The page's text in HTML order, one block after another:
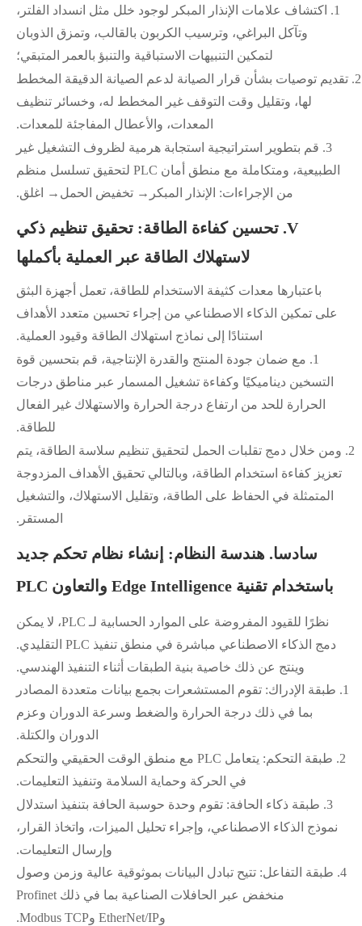
1.
اكتشاف علامات الإنذار المبكر لوجود خلل مثل انسداد الفلتر،
وتآكل البراغي، وترسيب الكربون بالقالب، وتمزق الذوبان
لتمكين التنبيهات الاستباقية والتنبؤ بالعمر المتبقي؛
2. تقديم توصيات بشأن قرار الصيانة لدعم الصيانة الدقيقة المخطط
لها، وتقليل وقت التوقف غير المخطط له، وخسائر تنظيف
المعدات، والأعطال المفاجئة للمعدات.
3. قم بتطوير استراتيجية استجابة هرمية لظروف التشغيل غير
الطبيعية، ومتكاملة مع منطق أمان PLC لتحقيق تسلسل منظم
من الإجراءات: الإنذار المبكر → تخفيض الحمل → اغلق.
V. تحسين كفاءة الطاقة: تحقيق تنظيم ذكي
لاستهلاك الطاقة عبر العملية بأكملها
باعتبارها معدات كثيفة الاستخدام للطاقة، تعمل أجهزة البثق
على تمكين الذكاء الاصطناعي من إجراء تحسين متعدد الأهداف
استنادًا إلى نماذج استهلاك الطاقة وقيود العملية.
1. مع ضمان جودة المنتج والقدرة الإنتاجية، قم بتحسين قوة
التسخين ديناميكيًا وكفاءة تشغيل المسمار عبر مناطق درجات
الحرارة للحد من ارتفاع درجة الحرارة والاستهلاك غير الفعال
للطاقة.
2. ومن خلال دمج تقلبات الحمل لتحقيق تنظيم سلاسة الطاقة، يتم
تعزيز كفاءة استخدام الطاقة، وبالتالي تحقيق الأهداف المزدوجة
المتمثلة في الحفاظ على الطاقة، وتقليل الاستهلاك، والتشغيل
المستقر.
سادسا. هندسة النظام: إنشاء نظام تحكم جديد
باستخدام تقنية Edge Intelligence والتعاون PLC
نظرًا للقيود المفروضة على الموارد الحسابية لـ PLC، لا يمكن
دمج الذكاء الاصطناعي مباشرة في منطق تنفيذ PLC التقليدي.
وينتج عن ذلك خاصية بنية الطبقات أثناء التنفيذ الهندسي.
1. طبقة الإدراك: تقوم المستشعرات بجمع بيانات متعددة المصادر
بما في ذلك درجة الحرارة والضغط وسرعة الدوران وعزم
الدوران والكتلة.
2.
طبقة التحكم: يتعامل PLC مع منطق الوقت الحقيقي والتحكم
في الحركة وحماية السلامة وتنفيذ التعليمات.
3. طبقة ذكاء الحافة: تقوم وحدة حوسبة الحافة بتنفيذ استدلال
نموذج الذكاء الاصطناعي، وإجراء تحليل الميزات، واتخاذ القرار،
وإرسال التعليمات.
4. طبقة التفاعل: تتيح تبادل البيانات بموثوقية عالية وزمن وصول
منخفض عبر الحافلات الصناعية بما في ذلك Profinet
وEtherNet/IP وModbus TCP.